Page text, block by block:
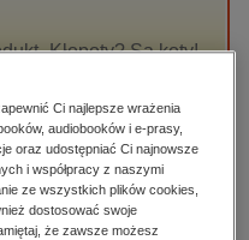
informatyka
„Kłopoty? Są koty!
Ci najlepsze wrażenia
audiobooków i e-prasy,
oraz udostępniać Ci najnowsze
i współpracy z naszymi
ze wszystkich plików cookies,
dostosować swoje
że zawsze możesz